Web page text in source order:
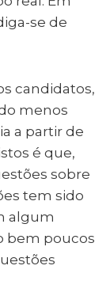
se de
candidatos,
menos
a partir de
é que,
sobre
tem sido
algum
bem poucos